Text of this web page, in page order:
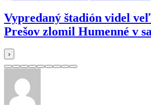
Vypredaný štadión videl
Prešov zlomil Humenné v
›